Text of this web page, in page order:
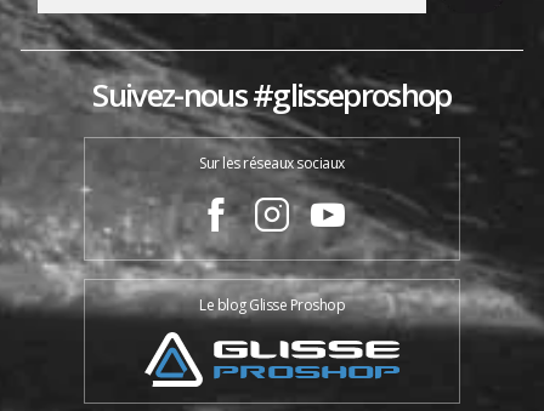
Suivez-nous #glisseproshop
Sur les réseaux sociaux
Le blog Glisse Proshop